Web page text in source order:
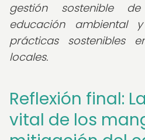
gestión sostenible
educación ambiental
prácticas sostenibles
locales.
Reflexión final:
vital de los